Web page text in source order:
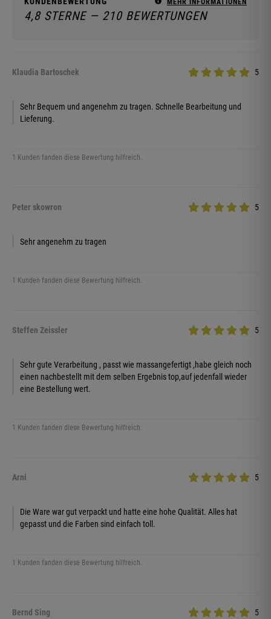
MEHR INFORMATIONEN
4,8 STERNE — 210 BEWERTUNGEN
Klaudia Bartoschek 5
Sehr Bequem und angenehm zu tragen. Schnelle Bearbeitung und
Lieferung.
1 Kunden fanden diese Bewertung hilfreich.
Peter skowron 5
Sehr angenehm zu tragen
1 Kunden fanden diese Bewertung hilfreich.
Steffen Zeissler 5
Sehr gute Verarbeitung , passt wie massangefertigt ,habe gleich noch
einen nachbestellt mit dem selben Ergebnis top,auf jedenfall wieder
eine Bestellung wert.
1 Kunden fanden diese Bewertung hilfreich.
Arni 5
Die Ware war gut verpackt und hatte eine hohe Qualität. Alles hat
gepasst und die Farben sind einfach toll.
1 Kunden fanden diese Bewertung hilfreich.
Bernd Sing 5